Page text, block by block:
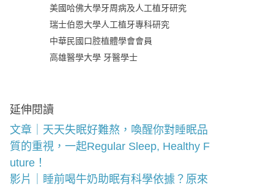
美國哈佛大學牙周病及人工植牙研究
瑞士伯恩大學人工植牙專科研究
中華民國口腔植體學會會員
高雄醫學大學 牙醫學士
延伸閱讀
文章｜天天失眠好難熬，喚醒你對睡眠品
質的重視，一起Regular Sleep, Healthy F
uture！
影片｜睡前喝牛奶助眠有科學依據？原來